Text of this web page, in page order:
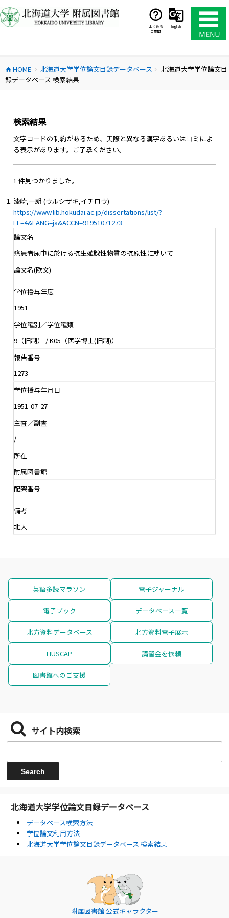
ン
テ
ス
キ
よくある
ご質問
English
home HOME chevron_right 北海道大学学位論文目録データベース chevron_right
北海道大学学位論文目
録データベース 検索結果
検索結果
文字コードの制約があるため、実際と異なる漢字あるいはヨミによ
る表示があります。ご了承ください。
1 件見つかりました。
漆崎,一朗 (ウルシザキ,イチロウ)
https://www.lib.hokudai.ac.jp/dissertations/list/?
FF=4&LANG=ja&ACCN=91951071273
論文名
癌患者尿中に於ける抗生殖腺性物質の抗原性に就いて
論文名(欧文)
学位授与年度
1951
学位種別／学位種類
9（旧制） / K05（医学博士(旧制)）
報告番号
1273
学位授与年月日
1951-07-27
主査／副査
/
所在
附属図書館
配架番号
備考
北大
英語多読マラソン 電子ジャーナル
電子ブック データベース一覧
北方資料データベース 北方資料電子展示
HUSCAP 講習会を依頼
図書館へのご支援
サイト内検索
北海道大学学位論文目録データベース
データベース検索方法
学位論文利用方法
北海道大学学位論文目録データベース 検索結果
附属図書館 公式キャラクター